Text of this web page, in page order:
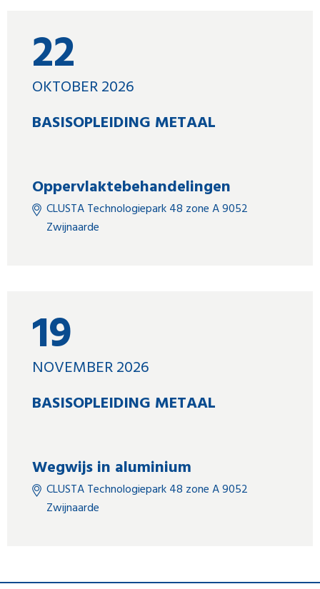
22
OKTOBER 2026
BASISOPLEIDING METAAL
Oppervlaktebehandelingen
CLUSTA Technologiepark 48 zone A 9052
Zwijnaarde
19
NOVEMBER 2026
BASISOPLEIDING METAAL
Wegwijs in aluminium
CLUSTA Technologiepark 48 zone A 9052
Zwijnaarde